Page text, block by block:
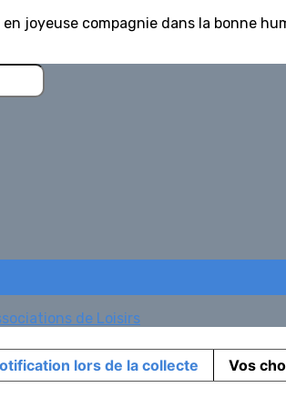
joyeuse compagnie dans la bonne
de Loisirs
lors de la collecte Vos